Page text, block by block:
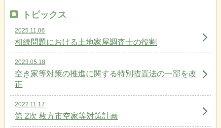
トピックス
2025.11.06
相続問題における土地家屋調査士の役割
2023.05.18
空き家等対策の推進に関する特別措置法の一部を改
正
2022.11.17
第 2次 枚方市空家等対策計画